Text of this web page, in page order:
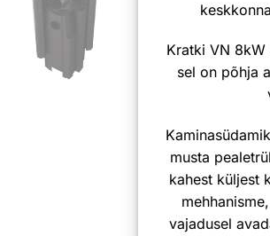
Kratki VN 8kW
sel on põhja
musta
kahest küljest
vajadusel